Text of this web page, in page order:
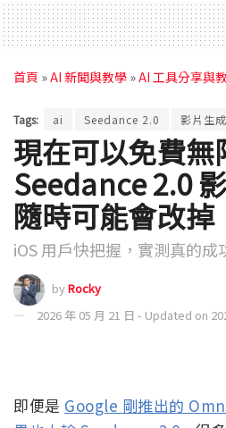
首頁 »AI 新聞與教學 »AI 工具分享與
Tags: ai Seedance 2.0 影片生成
現在可以免費無
Seedance 2.0
隨時可能會改掉
iOS 用戶快把握，實測真的成
byRocky
2026 年 05 月 21 日 - Updated on
即便是 Google 剛推出的